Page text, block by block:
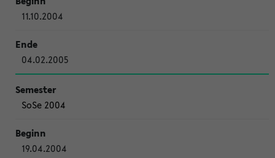
11.10.2004
04.02.2005
SoSe 2004
19.04.2004